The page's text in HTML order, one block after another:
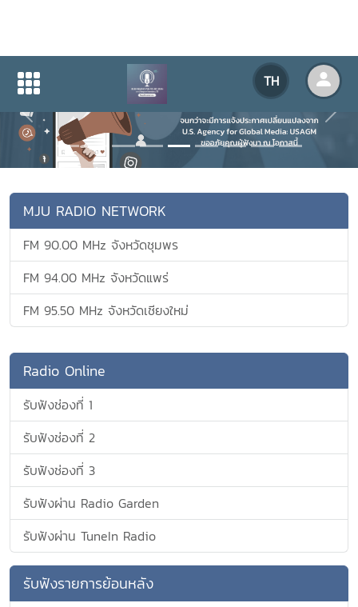
TH
Previous Next
MJU RADIO NETWORK
FM 90.00 MHz จังหวัดชุมพร
FM 94.00 MHz จังหวัดแพร่
FM 95.50 MHz จังหวัดเชียงใหม่
Radio Online
รับฟังช่องที่ 1
รับฟังช่องที่ 2
รับฟังช่องที่ 3
รับฟังผ่าน Radio Garden
รับฟังผ่าน TuneIn Radio
รับฟังรายการย้อนหลัง